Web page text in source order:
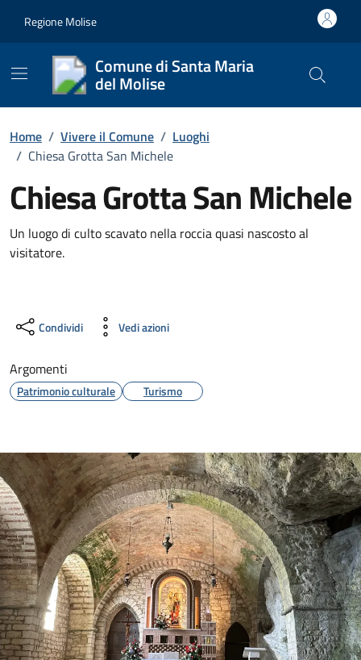
Regione Molise
Comune di Santa Maria
del Molise Cerca
Home / Vivere il Comune / Luoghi
/ Chiesa Grotta San Michele
Chiesa Grotta San Michele
Un luogo di culto scavato nella roccia quasi nascosto al
visitatore.
Condividi Vedi azioni
Argomenti
Patrimonio culturale Turismo